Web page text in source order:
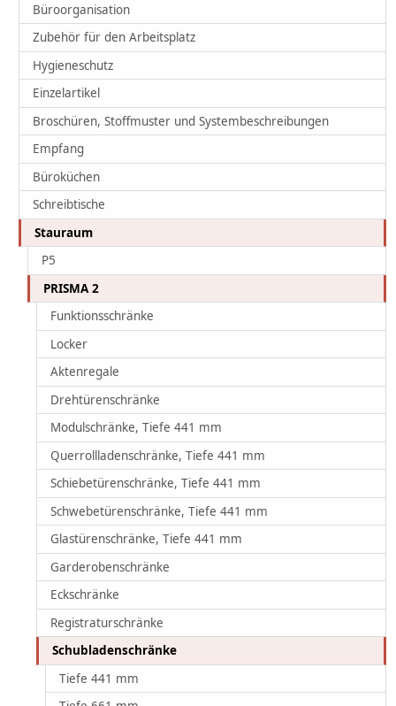
Büroorganisation
Zubehör für den Arbeitsplatz
Hygieneschutz
Einzelartikel
Broschüren, Stoffmuster und Systembeschreibungen
Empfang
Büroküchen
Schreibtische
Stauraum
P5
PRISMA 2
Funktionsschränke
Locker
Aktenregale
Drehtürenschränke
Modulschränke, Tiefe 441 mm
Querrollladenschränke, Tiefe 441 mm
Schiebetürenschränke, Tiefe 441 mm
Schwebetürenschränke, Tiefe 441 mm
Glastürenschränke, Tiefe 441 mm
Garderobenschränke
Eckschränke
Registraturschränke
Schubladenschränke
Tiefe 441 mm